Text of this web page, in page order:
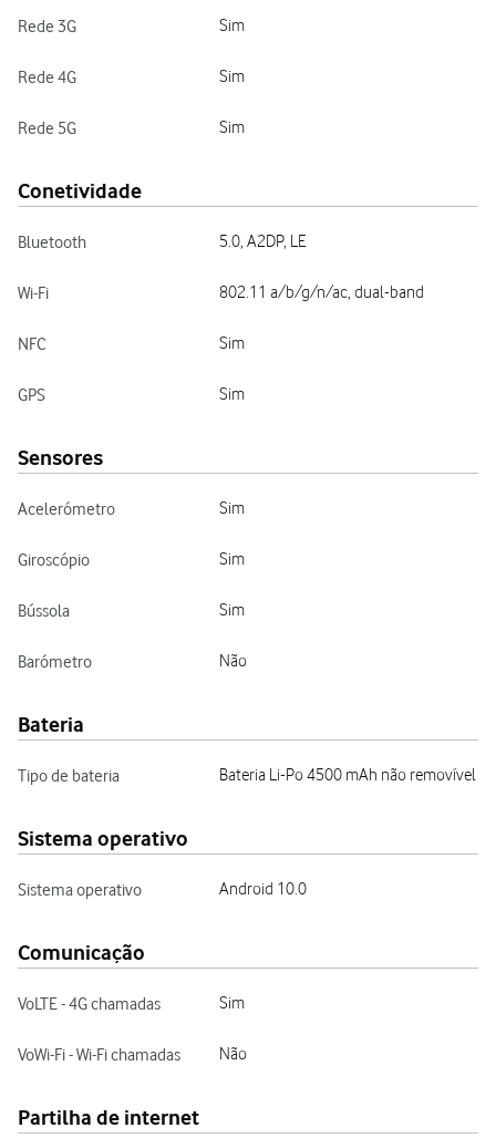
Rede 3G Sim
Rede 4G Sim
Rede 5G Sim
Conetividade
Bluetooth 5.0, A2DP, LE
Wi-Fi 802.11 a/b/g/n/ac, dual-band
NFC Sim
GPS Sim
Sensores
Acelerómetro Sim
Giroscópio Sim
Bússola Sim
Barómetro Não
Bateria
Tipo de bateria Bateria Li-Po 4500 mAh não removível
Sistema operativo
Sistema operativo Android 10.0
Comunicação
VoLTE - 4G chamadas Sim
VoWi-Fi - Wi-Fi chamadas Não
Partilha de internet